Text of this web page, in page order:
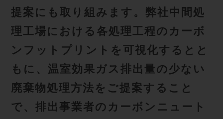
提案にも取り組みます。弊社中間処
理工場における各処理工程のカーボ
ンフットプリントを可視化するとと
もに、温室効果ガス排出量の少ない
廃棄物処理方法をご提案すること
で、排出事業者のカーボンニュート